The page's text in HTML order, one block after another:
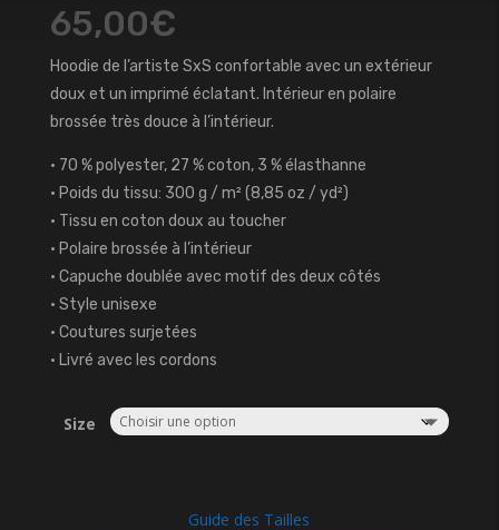
65,00€
Hoodie de l’artiste SxS confortable avec un extérieur
doux et un imprimé éclatant. Intérieur en polaire
brossée très douce à l’intérieur.
• 70 % polyester, 27 % coton, 3 % élasthanne
• Poids du tissu: 300 g / m² (8,85 oz / yd²)
• Tissu en coton doux au toucher
• Polaire brossée à l’intérieur
• Capuche doublée avec motif des deux côtés
• Style unisexe
• Coutures surjetées
• Livré avec les cordons
Size
Guide des Tailles